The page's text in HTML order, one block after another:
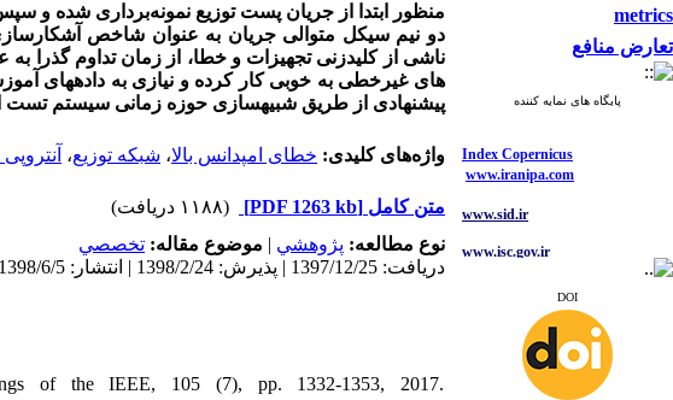
metrics
تعارض منافع
پایگاه های نمایه کننده
www.iranipa.com
www.magiran.com
www.search.ricest.ac.ir
www.nqpc.ir
ResearchGate
DOI
منظور ابتدا از جریان پست توزیع نمونه‌برداری شده
دو نیم سیکل متوالی جریان به عنوان شاخص
ناشی از کلیدزنی تجهیزات و خطا، از زمان تداوم گذرا
های غیرخطی به خوبی کار کرده و نیازی به داده­های
پیشنهادی از طریق شبیه­سازی حوزه زمانی سیستم­­ تست
واژه‌های کلیدی: خطای امپدانس بالا، شبکه توزیع،
متن کامل [PDF 1263 kb]
(۱۱۸۸ دریافت)
نوع مطالعه: پژوهشي | موضوع مقاله: تخصصي
دریافت: 1397/12/25 | پذیرش: 1398/2/24 | انتشار: 1398/6/5
of the IEEE, 105 (7), pp. 1332-1353, 2017.